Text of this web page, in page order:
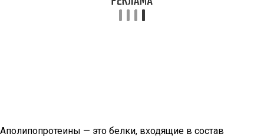
Аполипопротеины — это белки, входящие в состав